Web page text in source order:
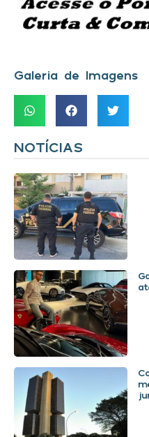
Galeria de Imagens
NOTÍCIAS